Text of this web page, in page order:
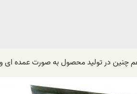
چنین در تولید محصول به صورت عمده